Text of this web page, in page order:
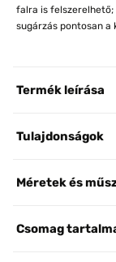
falra is
sugárzás pontosan
Termék leírása
Tulajdonságok
Méretek és
Csomag